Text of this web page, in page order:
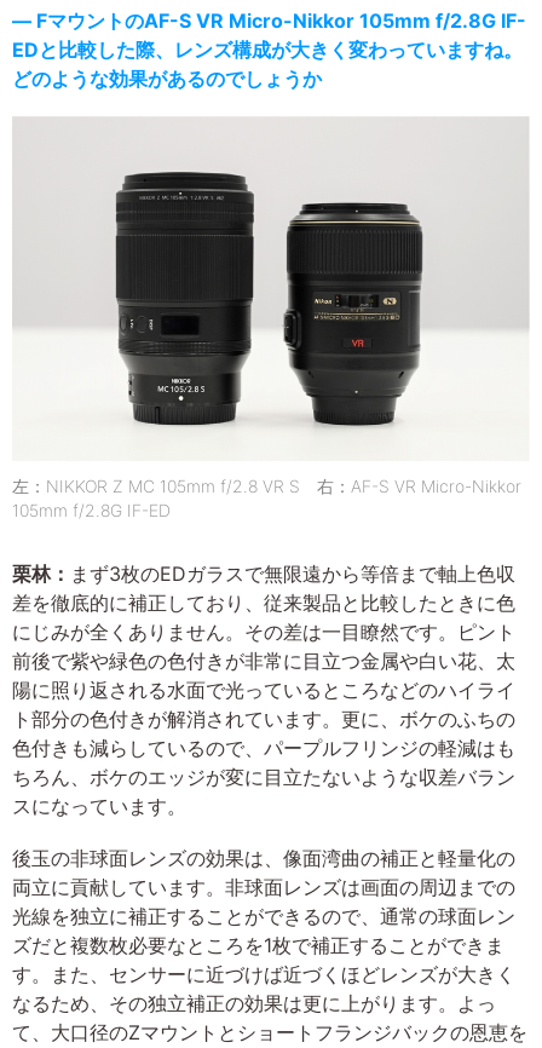
― FマウントのAF-S VR Micro-Nikkor 105mm f/2.8G IF-
EDと比較した際、レンズ構成が大きく変わっていますね。
どのような効果があるのでしょうか
左：NIKKOR Z MC 105mm f/2.8 VR S 右：AF-S VR Micro-Nikkor
105mm f/2.8G IF-ED
栗林： まず3枚のEDガラスで無限遠から等倍まで軸上色収
差を徹底的に補正しており、従来製品と比較したときに色
にじみが全くありません。その差は一目瞭然です。ピント
前後で紫や緑色の色付きが非常に目立つ金属や白い花、太
陽に照り返される水面で光っているところなどのハイライ
ト部分の色付きが解消されています。更に、ボケのふちの
色付きも減らしているので、パープルフリンジの軽減はも
ちろん、ボケのエッジが変に目立たないような収差バラン
スになっています。
後玉の非球面レンズの効果は、像面湾曲の補正と軽量化の
両立に貢献しています。非球面レンズは画面の周辺までの
光線を独立に補正することができるので、通常の球面レン
ズだと複数枚必要なところを1枚で補正することができま
す。また、センサーに近づけば近づくほどレンズが大きく
なるため、その独立補正の効果は更に上がります。よっ
て、大口径のZマウントとショートフランジバックの恩恵を